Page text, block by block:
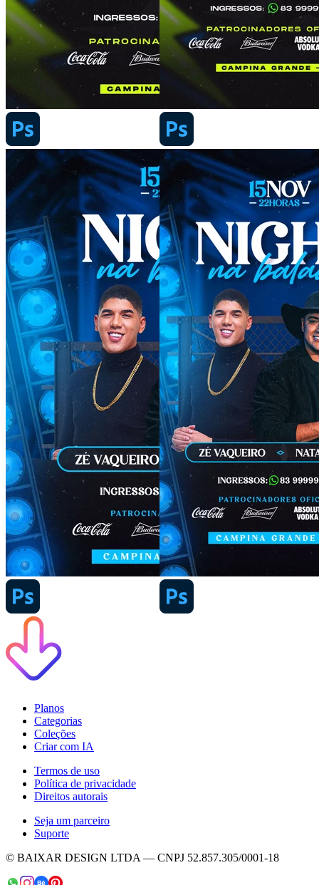
Planos
Categorias
Coleções
Criar com IA
Termos de uso
Política de privacidade
Direitos autorais
Seja um parceiro
Suporte
© BAIXAR DESIGN LTDA — CNPJ 52.857.305/0001-18